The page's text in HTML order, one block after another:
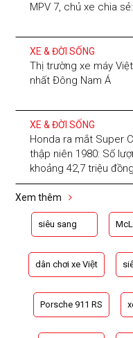
MPV 7, chủ xe chia
XE & ĐỜI SỐNG
Thị trường xe máy
nhất Đông Nam Á
XE & ĐỜI SỐNG
Honda ra mắt Super
thập niên 1980: Số
khoảng 42,7 triệu đồng
Xem thêm
siêu sang
dân chơi xe Việt
Porsche 911 RS